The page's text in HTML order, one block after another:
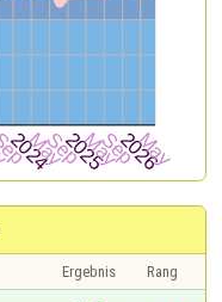
Ergebnis
Rang